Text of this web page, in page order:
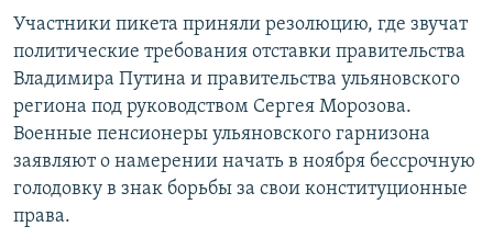
Участники пикета приняли резолюцию, где звучат
политические требования отставки правительства
Владимира Путина и правительства ульяновского
региона под руководством Сергея Морозова.
Военные пенсионеры ульяновского гарнизона
заявляют о намерении начать в ноября бессрочную
голодовку в знак борьбы за свои конституционные
права.